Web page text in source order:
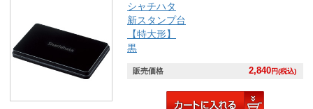
シャチハタ
新スタンプ台
【特大形】
黒
販売価格 2,840円(税込)